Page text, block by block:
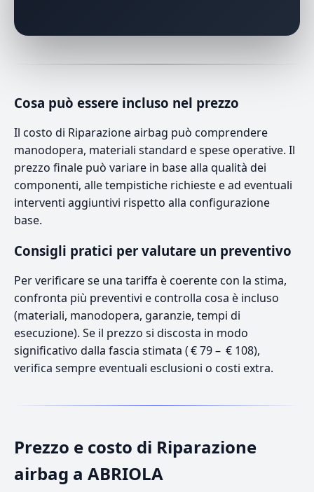
Cosa può essere incluso nel prezzo
Il costo di Riparazione airbag può comprendere
manodopera, materiali standard e spese operative. Il
prezzo finale può variare in base alla qualità dei
componenti, alle tempistiche richieste e ad eventuali
interventi aggiuntivi rispetto alla configurazione
base.
Consigli pratici per valutare un preventivo
Per verificare se una tariffa è coerente con la stima,
confronta più preventivi e controlla cosa è incluso
(materiali, manodopera, garanzie, tempi di
esecuzione). Se il prezzo si discosta in modo
significativo dalla fascia stimata ( € 79 – € 108),
verifica sempre eventuali esclusioni o costi extra.
Prezzo e costo di Riparazione
airbag a ABRIOLA